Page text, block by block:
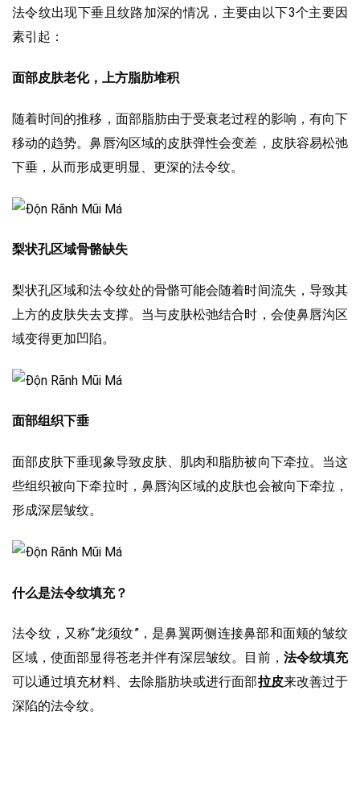
法令纹出现下垂且纹路加深的情况，主要由以下3个主要因
素引起：
面部皮肤老化，上方脂肪堆积
随着时间的推移，面部脂肪由于受衰老过程的影响，有向下
移动的趋势。鼻唇沟区域的皮肤弹性会变差，皮肤容易松弛
下垂，从而形成更明显、更深的法令纹。
梨状孔区域骨骼缺失
梨状孔区域和法令纹处的骨骼可能会随着时间流失，导致其
上方的皮肤失去支撑。当与皮肤松弛结合时，会使鼻唇沟区
域变得更加凹陷。
面部组织下垂
面部皮肤下垂现象导致皮肤、肌肉和脂肪被向下牵拉。当这
些组织被向下牵拉时，鼻唇沟区域的皮肤也会被向下牵拉，
形成深层皱纹。
什么是法令纹填充？
法令纹，又称“龙须纹”，是鼻翼两侧连接鼻部和面颊的皱纹
区域，使面部显得苍老并伴有深层皱纹。目前， 法令纹填充
可以通过填充材料、去除脂肪块或进行面部拉皮来改善过于
深陷的法令纹。